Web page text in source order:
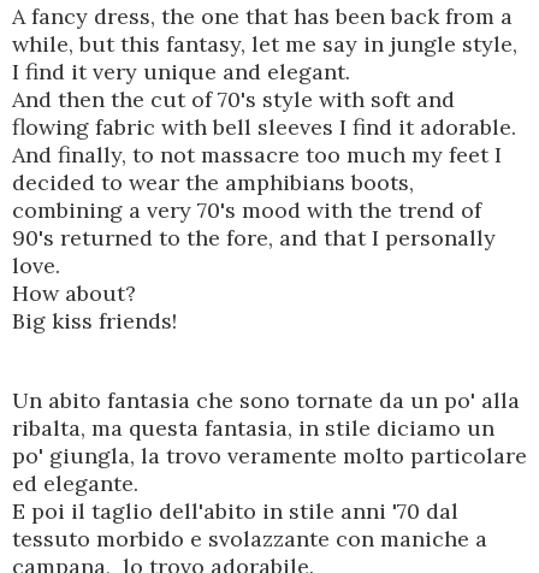
A fancy dress, the one that has been back from a
while, but this fantasy, let me say in jungle style,
I find it very unique and elegant.
And then the cut of 70's style with soft and
flowing fabric withbell sleeves I find it adorable.
And finally, to not massacre too much my feet I
decided to wear the amphibians boots,
combining a very 70's mood with the trend of
90's returned to the fore, and that I personally
love.
How about?
Big kiss friends!
Un abito fantasia che sono tornate da un po' alla
ribalta, ma questa fantasia, in stile diciamo un
po' giungla, la trovo veramente molto particolare
ed elegante.
E poi il taglio dell'abito in stile anni '70 dal
tessuto morbido e svolazzante con maniche a
campana, lo trovo adorabile.